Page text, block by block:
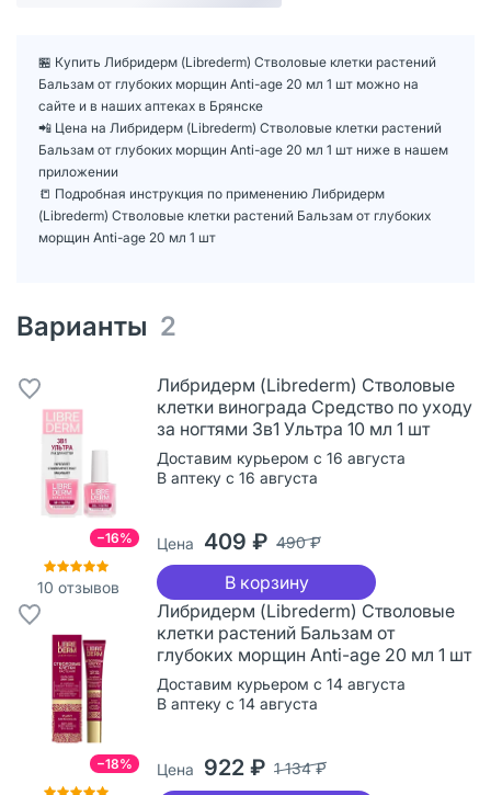
🏪 Купить Либридерм (Librederm) Стволовые клетки растений
Бальзам от глубоких морщин Anti-age 20 мл 1 шт можно на
сайте и в наших аптеках в Брянске
📲 Цена на Либридерм (Librederm) Стволовые клетки растений
Бальзам от глубоких морщин Anti-age 20 мл 1 шт ниже в нашем
приложении
📒 Подробная инструкция по применению Либридерм
(Librederm) Стволовые клетки растений Бальзам от глубоких
морщин Anti-age 20 мл 1 шт
Варианты 2
−16%
10 отзывов
Либридерм (Librederm) Стволовые
клетки винограда Средство по уходу
за ногтями 3в1 Ультра 10 мл 1 шт
Доставим курьером с 16 августа
В аптеку с 16 августа
Цена 409 ₽ 490 ₽
В корзину
−18%
Либридерм (Librederm) Стволовые
клетки растений Бальзам от
глубоких морщин Anti-age 20 мл 1 шт
Доставим курьером с 14 августа
В аптеку с 14 августа
Цена 922 ₽ 1 134 ₽